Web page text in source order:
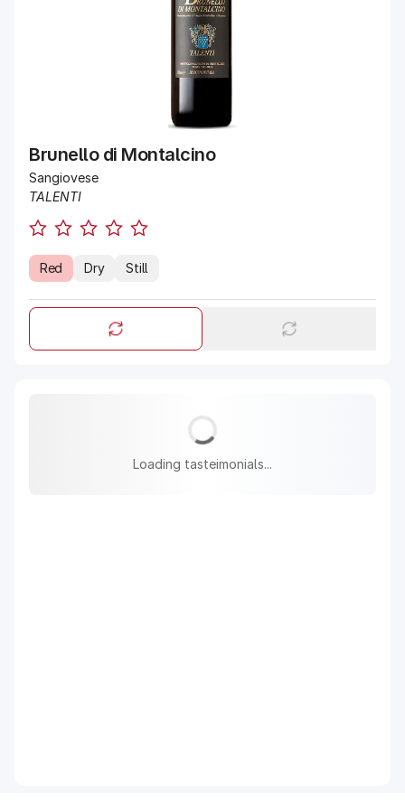
Brunello di Montalcino
Sangiovese
TALENTI
Red Dry Still
Loading tasteimonials...